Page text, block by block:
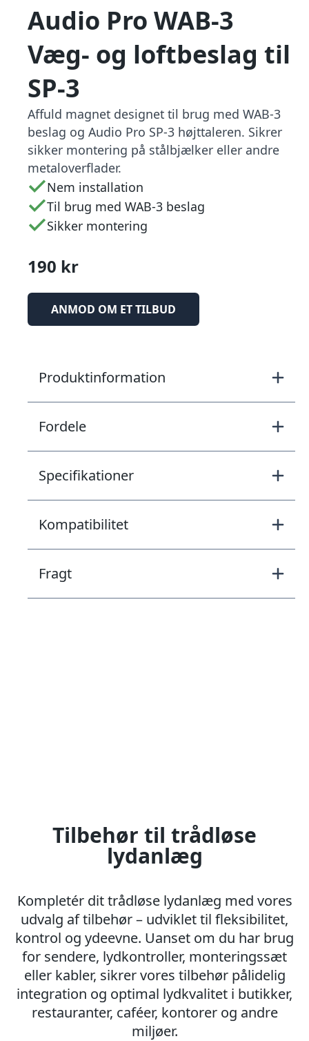
Audio Pro WAB-3
Væg- og loftbeslag til
SP-3
Affuld magnet designet til brug med WAB-3
beslag og Audio Pro SP-3 højttaleren. Sikrer
sikker montering på stålbjælker eller andre
metaloverflader.
Nem installation
Til brug med WAB-3 beslag
Sikker montering
190 kr
ANMOD OM ET TILBUD
Produktinformation
Fordele
Specifikationer
Kompatibilitet
Fragt
Tilbehør til trådløse
lydanlæg
Kompletér dit trådløse lydanlæg med vores
udvalg af tilbehør – udviklet til fleksibilitet,
kontrol og ydeevne. Uanset om du har brug
for sendere, lydkontroller, monteringssæt
eller kabler, sikrer vores tilbehør pålidelig
integration og optimal lydkvalitet i butikker,
restauranter, caféer, kontorer og andre
miljøer.